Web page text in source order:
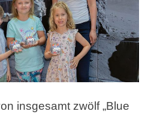
insgesamt zwölf „Blue